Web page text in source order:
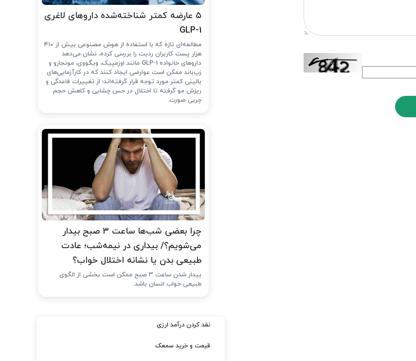
۵ عارضه کمتر شناخته‌شده داروهای لاغری
GLP-1
مطالعه‌ای تازه که با استفاده از هوش مصنوعی بیش از ۴۱۰
هزار پست کاربران ردیت را بررسی کرده، نشان می‌دهد
داروهای خانواده GLP-1 مانند اوزمپیک، ویگووی، مونجارو و
زپ‌باند ممکن است عوارضی ایجاد کنند که در کارآزمایی‌های
بالینی کمتر مورد توجه قرار گرفته‌اند؛ از تغییرات قاعدگی و
ریزش مو گرفته تا اختلال در حس چشایی و کاهش حجم
چربی صورت.
چرا بعضی شب‌ها ساعت ۳ صبح بیدار
می‌شویم؟/ بیداری در نیمه‌شب؛ عادت
طبیعی بدن یا نشانه اختلال خواب؟
بیدار شدن ساعت ۳ صبح ممکن است بخشی از الگوی
طبیعی خواب انسان باشد.
نقد کردن درآمد ارزی
قیمت و خرید سمعک